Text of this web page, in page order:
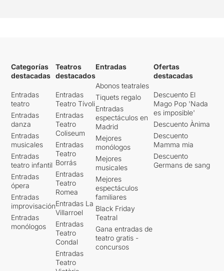
Categorías
destacadas
Entradas
teatro
Entradas
danza
Entradas
musicales
Entradas
teatro infantil
Entradas
ópera
Entradas
improvisación
Entradas
monólogos
Teatros
destacados
Entradas
Teatro Tívoli
Entradas
Teatro
Coliseum
Entradas
Teatro
Borrás
Entradas
Teatro
Romea
Entradas La
Villarroel
Entradas
Teatro
Condal
Entradas
Teatro
Entradas
Abonos teatrales
Tiquets regalo
Entradas
espectáculos en
Madrid
Mejores
monólogos
Mejores
musicales
Mejores
espectáculos
familiares
Black Friday
Teatral
Gana entradas de
teatro gratis -
concursos
Ofertas
destacadas
Descuento El
Mago Pop 'Nada
es imposible'
Descuento Ànima
Descuento
Mamma mia
Descuento
Germans de sang